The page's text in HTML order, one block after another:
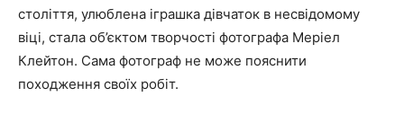
століття, улюблена іграшка дівчаток в несвідомому
віці, стала об’єктом творчості фотографа Меріел
Клейтон. Сама фотограф не може пояснити
походження своїх робіт.